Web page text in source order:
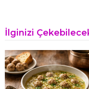
İlginizi